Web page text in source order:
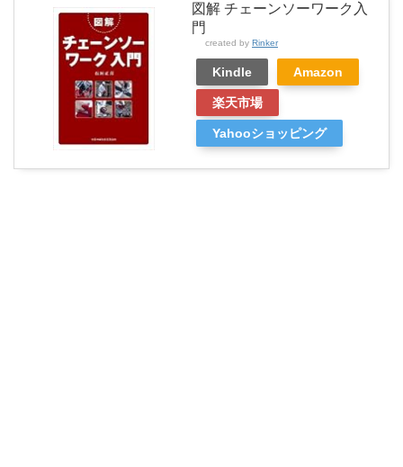
図解 チェーンソーワーク入
門
created by Rinker
Kindle Amazon
楽天市場
Yahooショッピング